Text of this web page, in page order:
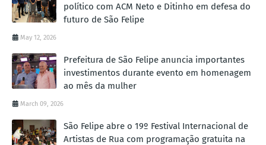
político com ACM Neto e Ditinho em defesa do
futuro de São Felipe
May 12, 2026
Prefeitura de São Felipe anuncia importantes
investimentos durante evento em homenagem
ao mês da mulher
March 09, 2026
São Felipe abre o 19º Festival Internacional de
Artistas de Rua com programação gratuita na